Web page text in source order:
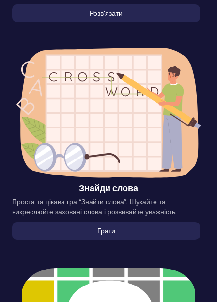
Розвʼязати
Знайди слова
Проста та цікава гра “Знайти слова”. Шукайте та
викреслюйте заховані слова і розвивайте уважність.
Грати